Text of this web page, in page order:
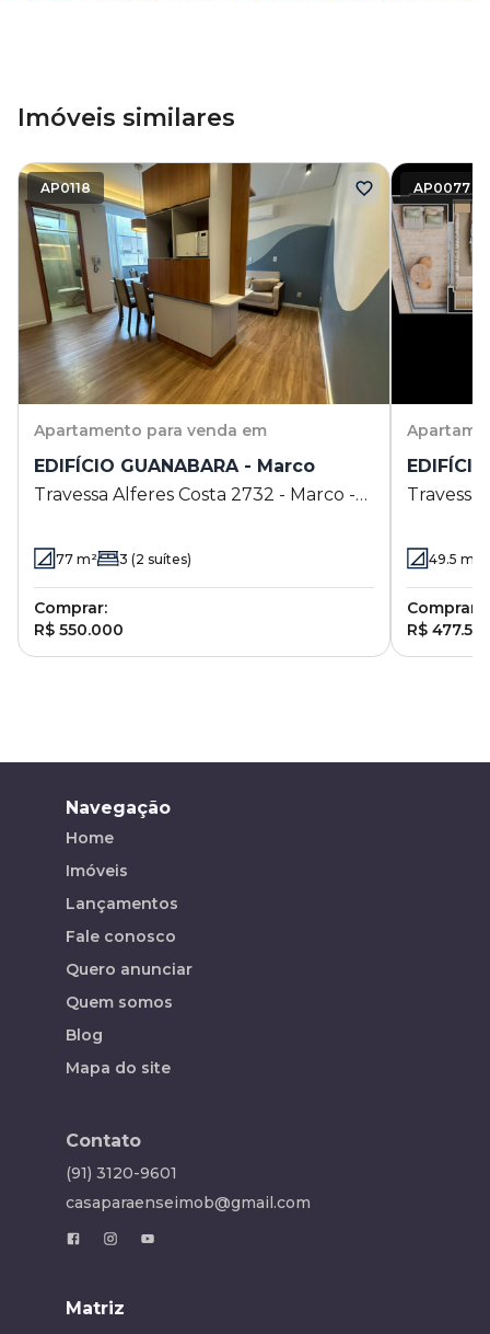
Imóveis similares
AP0118
Apartamento para venda em
EDIFÍCIO GUANABARA - Marco
Travessa Alferes Costa 2732 - Marco -
77 m² 3 (2 suítes)
Comprar:
R$ 550.000
AP0077
49.5 m²
Comprar:
R$
Navegação
Home
Imóveis
Lançamentos
Fale conosco
Quero anunciar
Quem somos
Blog
Mapa do site
Contato
(91) 3120-9601
casaparaenseimob@gmail.com
Matriz